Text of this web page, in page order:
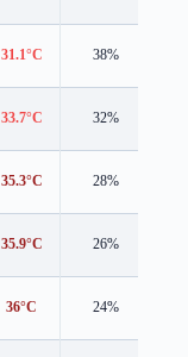
31.1°C 38%
33.7°C 32%
35.3°C 28%
35.9°C 26%
36°C 24%